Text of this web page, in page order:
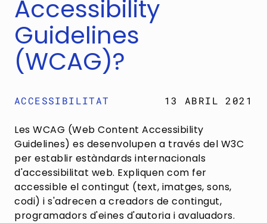
Accessibility
Guidelines
(WCAG)?
ACCESSIBILITAT 13 ABRIL 2021
Les WCAG (Web Content Accessibility
Guidelines) es desenvolupen a través del W3C
per establir estàndards internacionals
d'accessibilitat web. Expliquen com fer
accessible el contingut (text, imatges, sons,
codi) i s'adrecen a creadors de contingut,
programadors d'eines d'autoria i avaluadors.